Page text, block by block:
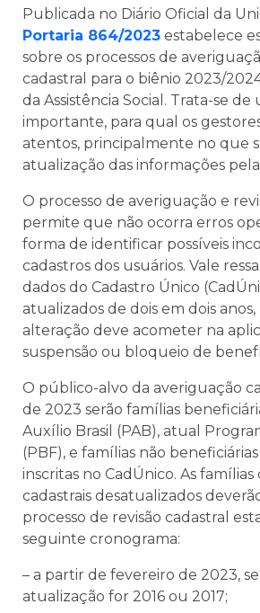
Publicada no Diário Oficial da
Portaria 864/2023 estabelece
sobre os processos de
cadastral para o biênio 2023/
da Assistência Social. Trata-se
importante, para qual os
atentos, principalmente no que
atualização das informações
O processo de averiguação e
permite que não ocorra erros
forma de identificar possíveis
cadastros dos usuários. Vale
dados do Cadastro Único
atualizados de dois em dois
alteração deve acometer na
suspensão ou bloqueio de
O público-alvo da averiguação
de 2023 serão famílias
Auxílio Brasil (PAB), atual
(PBF), e famílias não
inscritas no CadÚnico. As
cadastrais desatualizados
processo de revisão cadastral
seguinte cronograma:
– a partir de fevereiro de 2023,
atualização for 2016 ou 2017;